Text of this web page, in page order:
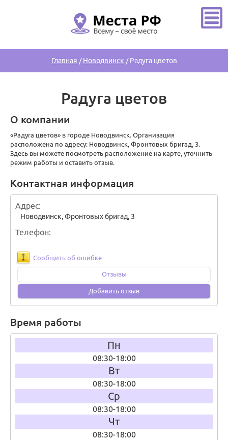
Главная /Новодвинск /Радуга цветов
Радуга цветов
О компании
«Радуга цветов» в городе Новодвинск. Организация
расположена по адресу: Новодвинск, Фронтовых бригад, 3.
Здесь вы можете посмотреть расположение на карте, уточнить
режим работы и оставить отзыв.
Контактная информация
Адрес
Новодвинск,Фронтовых бригад, 3
Телефон
Сообщить об ошибке
Отзывы
Добавить отзыв
Время работы
Пн
08:30-18:00
Вт
08:30-18:00
Ср
08:30-18:00
Чт
08:30-18:00